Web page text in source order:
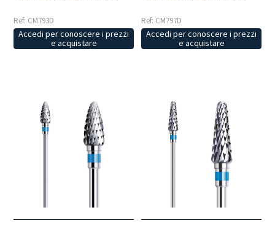
Ref: CM793D
Accedi per conoscere i prezzi
e acquistare
Ref: CM797D
Accedi per conoscere i prezzi
e acquistare